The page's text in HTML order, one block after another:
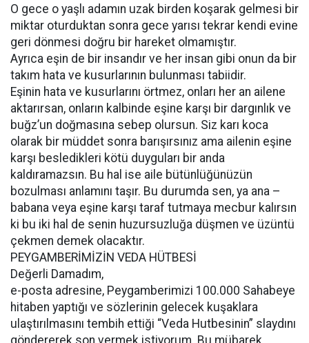
O gece o yaşlı adamın uzak birden koşarak gelmesi bir
miktar oturduktan sonra gece yarısı tekrar kendi evine
geri dönmesi doğru bir hareket olmamıştır.
Ayrıca eşin de bir insandır ve her insan gibi onun da bir
takım hata ve kusurlarının bulunması tabiidir.
Eşinin hata ve kusurlarını örtmez, onları her an ailene
aktarırsan, onların kalbinde eşine karşı bir dargınlık ve
buğz’un doğmasına sebep olursun. Siz karı koca
olarak bir müddet sonra barışırsınız ama ailenin eşine
karşı besledikleri kötü duyguları bir anda
kaldıramazsın. Bu hal ise aile bütünlüğünüzün
bozulması anlamını taşır. Bu durumda sen, ya ana –
babana veya eşine karşı taraf tutmaya mecbur kalırsın
ki bu iki hal de senin huzursuzluğa düşmen ve üzüntü
çekmen demek olacaktır.
PEYGAMBERİMİZİN VEDA HÜTBESİ
Değerli Damadım,
e-posta adresine, Peygamberimizi 100.000 Sahabeye
hitaben yaptığı ve sözlerinin gelecek kuşaklara
ulaştırılmasını tembih ettiği “Veda Hutbesinin” slaydını
göndererek son vermek istiyorum. Bu mübarek